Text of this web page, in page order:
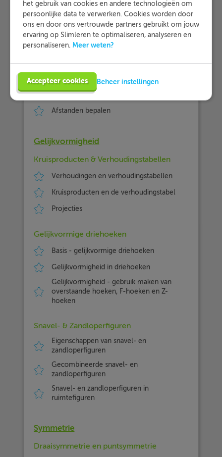
Spiegelen & Symmetrie
Spiegelen in een lijn
Spiegelen in de ruimte
Afstanden
Plaats op aarde
Afstanden bepalen
Gelijkvormigheid
Kruisproducten & Verhoudingstabellen
Verhoudingen en verhoudingstabellen
Kruisproducten en de verhoudingstabel
Projecties
Gelijkvormige driehoeken
Basis - gelijkvormige driehoeken
Gelijkvormigheid in driehoeken
Gelijkvormigheid - gebruik maken van
overstaande hoeken, F-hoeken en Z-
hoeken
Snavel- & Zandloperfiguren
Eigenschappen van snavel- en
zandloperfiguren
Gecombineerde snavel- en
zandloperfiguren
Snavel- en zandloperfiguren in
ruimtefiguren
Symmetrie
Draaisymmetrie en puntsymmetrie
het gebruik van cookies en andere technologieën om
persoonlijke data te verwerken. Cookies worden door
ons en door ons vertrouwde partners gebruikt om jouw
ervaring op Slimleren te optimaliseren, analyseren en
personaliseren. Meer weten?
Accepteer cookies Beheer instellingen